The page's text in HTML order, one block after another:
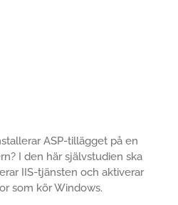
ASP-tillägget på en
I den här självstudien ska
IIS-tjänsten och aktiverar
som kör Windows.